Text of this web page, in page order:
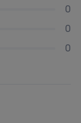
0
0
0